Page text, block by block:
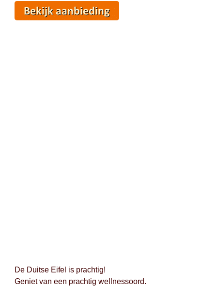
De Duitse Eifel is prachtig!
Geniet van een prachtig wellnessoord.